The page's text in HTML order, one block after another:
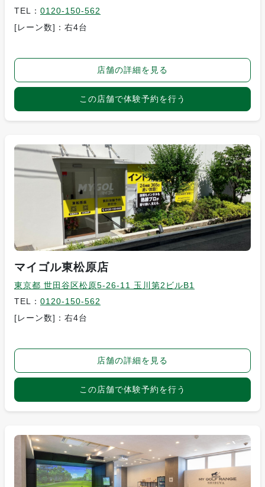
TEL： 0120-150-562
[レーン数]：右4台
店舗の詳細を見る
この店舗で体験予約を行う
マイゴル東松原店
東京都 世田谷区松原5-26-11 玉川第2ビルB1
TEL： 0120-150-562
[レーン数]：右4台
店舗の詳細を見る
この店舗で体験予約を行う